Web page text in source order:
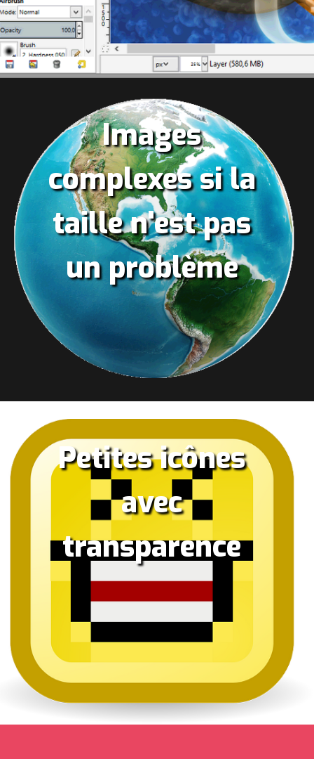
Images
complexes si la
taille n'est pas
un problème
Petites icônes
avec
transparence